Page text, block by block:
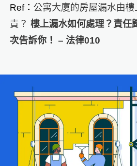
Ref： 公寓大廈的房屋漏水由樓
責？ 樓上漏水如何處理？責任
次告訴你！ – 法律010